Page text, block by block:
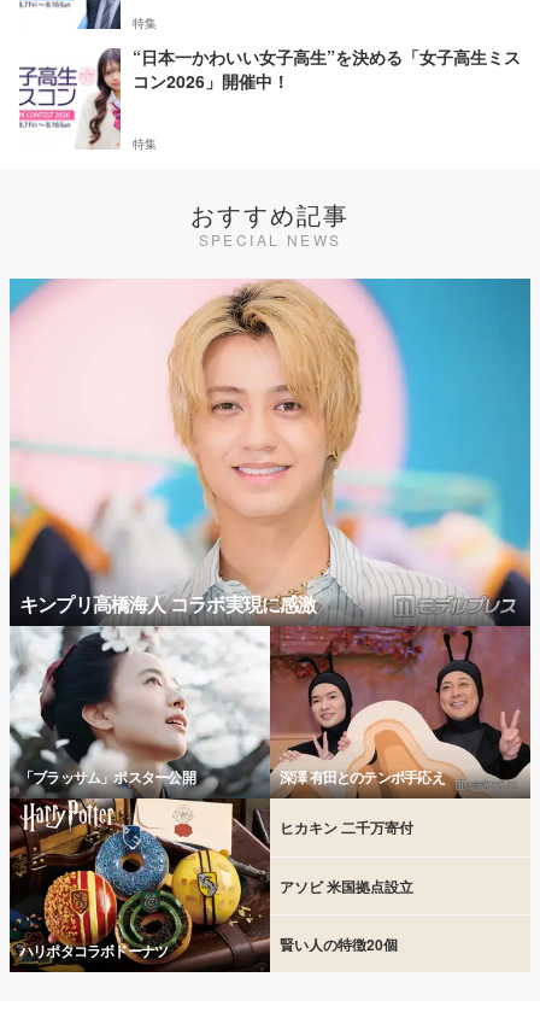
特集
“日本一かわいい女子高生”を決める「女子高生ミス
コン2026」開催中！
特集
おすすめ記事
SPECIAL NEWS
キンプリ高橋海人 コラボ実現に感激
「ブラッサム」ポスター公開 深澤 有田とのテンポ手応え
ハリポタコラボドーナツ
ヒカキン 二千万寄付
アソビ 米国拠点設立
賢い人の特徴20個